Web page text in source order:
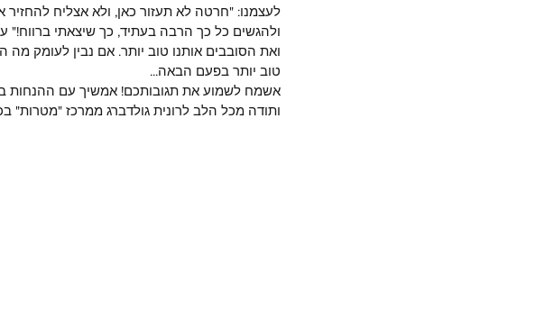
לעצמנו: "חרטה לא תעזור כאן, ולא אצליח
ולהגשים כל כך הרבה בעתיד, כך שיצאתי ברווח!"
ואת הסובבים אותנו טוב יותר. אם נבין לעומק
טוב יותר בפעם הבאה...
אשמח לשמוע את תגובותכם! אמשיך עם ההנחות
ותודה מכל הלב לרונית גולדברג ממרכז "מטרות"